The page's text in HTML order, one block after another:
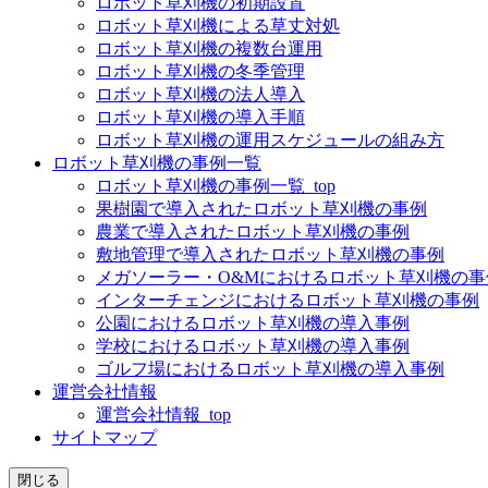
ロボット草刈機による草丈対処
ロボット草刈機の複数台運用
ロボット草刈機の冬季管理
ロボット草刈機の法人導入
ロボット草刈機の導入手順
ロボット草刈機の運用スケジュールの組み方
ロボット草刈機の事例一覧
ロボット草刈機の事例一覧_top
果樹園で導入されたロボット草刈機の事例
農業で導入されたロボット草刈機の事例
敷地管理で導入されたロボット草刈機の事例
メガソーラー・O&Mにおけるロボット草刈機の
インターチェンジにおけるロボット草刈機の事例
公園におけるロボット草刈機の導入事例
学校におけるロボット草刈機の導入事例
ゴルフ場におけるロボット草刈機の導入事例
運営会社情報
運営会社情報_top
サイトマップ
閉じる